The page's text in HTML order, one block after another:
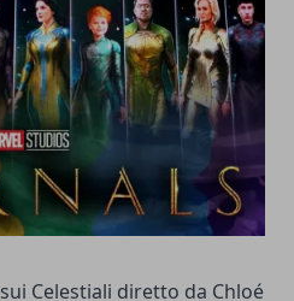
sui Celestiali diretto da Chloé